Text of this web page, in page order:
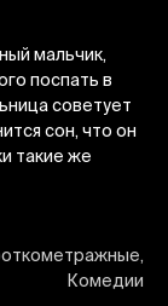
мальчик,
поспать в
советует
сон, что он
такие же
Комедии